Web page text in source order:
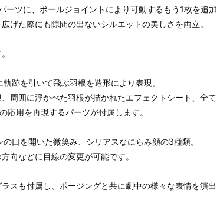
ツに、ボールジョイントにより可動するもう1枚を追加
げた際にも隙間の出ないシルエットの美しさを両立。
跡を引いて飛ぶ羽根を造形により表現。
周囲に浮かべた羽根が描かれたエフェクトシート、全て
応用を再現するパーツが付属します。
口を開いた微笑み、シリアスなにらみ顔の3種類。
向などに目線の変更が可能です。
スも付属し、ポージングと共に劇中の様々な表情を演出